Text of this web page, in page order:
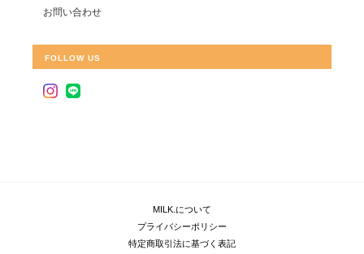
お問い合わせ
FOLLOW US
MILK.について
プライバシーポリシー
特定商取引法に基づく表記